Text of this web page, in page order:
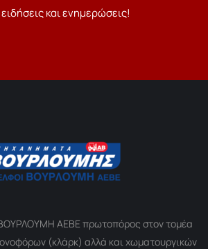
και ενημερώσεις!
ΑΕΒΕ πρωτοπόρος στον τομέα
(κλάρκ) αλλά και χωματουργικών